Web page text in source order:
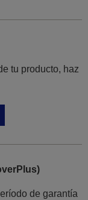
tu producto, haz
de garantía